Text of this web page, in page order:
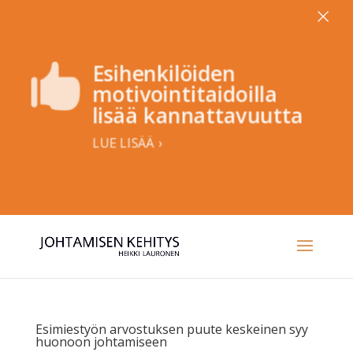
Esimiestyön arvostuksen puute keskeinen syy
huonoon johtamiseen
 Esihenkilöiden
motivointitaidoilla
lisää kannattavuutta
LUE LISÄÄ ›
×